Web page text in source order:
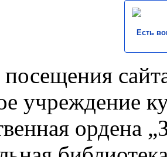
Есть
учреждение
ордена